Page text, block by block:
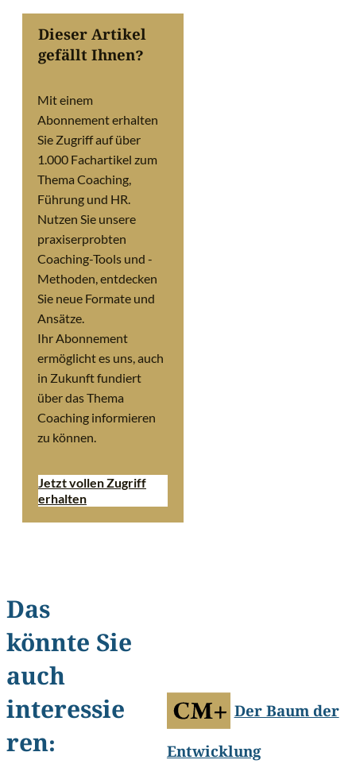
Dieser Artikel
gefällt Ihnen?
Mit einem
Abonnement erhalten
Sie Zugriff auf über
1.000 Fachartikel zum
Thema Coaching,
Führung und HR.
Nutzen Sie unsere
praxiserprobten
Coaching-Tools und -
Methoden, entdecken
Sie neue Formate und
Ansätze.
Ihr Abonnement
ermöglicht es uns, auch
in Zukunft fundiert
über das Thema
Coaching informieren
zu können.
Jetzt vollen Zugriff
erhalten
Das
könnte Sie
auch
interessie
ren:
Der Baum der
Entwicklung